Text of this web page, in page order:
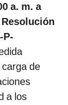
a. m. a
Resolución
P-
de
a los